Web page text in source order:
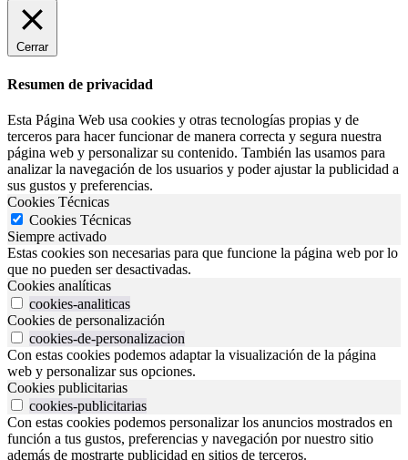
Cerrar
Resumen de privacidad
Esta Página Web usa cookies y otras tecnologías propias y de
terceros para hacer funcionar de manera correcta y segura nuestra
página web y personalizar su contenido. También las usamos para
analizar la navegación de los usuarios y poder ajustar la publicidad a
sus gustos y preferencias.
Cookies Técnicas
Cookies Técnicas
Siempre activado
Estas cookies son necesarias para que funcione la página web por lo
que no pueden ser desactivadas.
Cookies analíticas
cookies-analiticas
Cookies de personalización
cookies-de-personalizacion
Con estas cookies podemos adaptar la visualización de la página
web y personalizar sus opciones.
Cookies publicitarias
cookies-publicitarias
Con estas cookies podemos personalizar los anuncios mostrados en
función a tus gustos, preferencias y navegación por nuestro sitio
además de mostrarte publicidad en sitios de terceros.